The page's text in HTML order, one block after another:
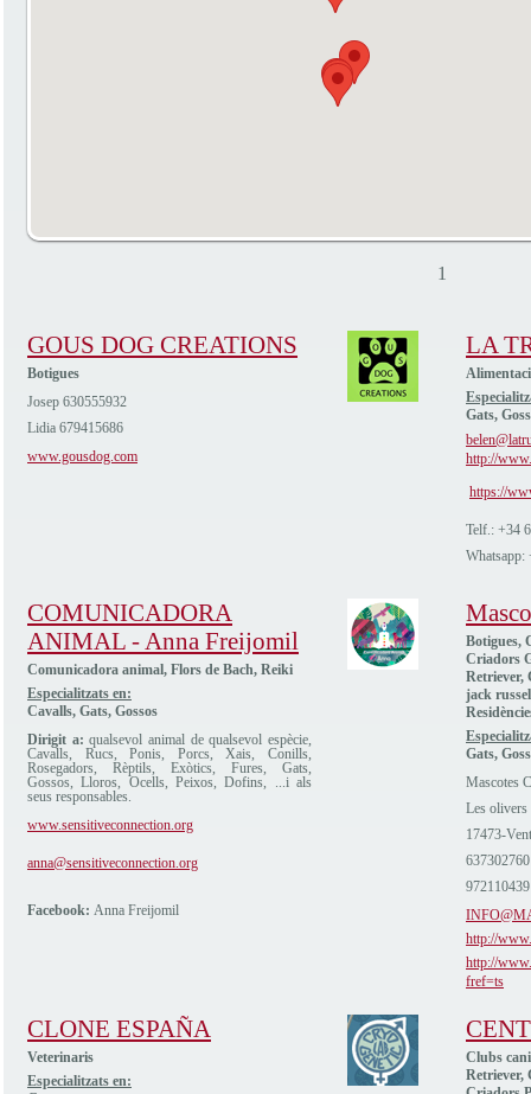
1
GOUS DOG CREATIONS
Botigues
Josep 630555932
Lidia 679415686
www.gousdog.com
LA
Gats,
http://
https://
Telf.: +34
Whatsapp:
COMUNICADORA
ANIMAL - Anna Freijomil
Comunicadora animal, Flors de Bach, Reiki
Especialitzats en:
Cavalls, Gats, Gossos
Dirigit a: qualsevol animal de qualsevol espècie,
Cavalls, Rucs, Ponis, Porcs, Xais, Conills,
Rosegadors, Rèptils, Exòtics, Fures, Gats,
Gossos, Lloros, Ocells, Peixos, Dofins, ...i als
seus responsables.
www.sensitiveconnection.org
anna@sensitiveconnection.org
Facebook: Anna Freijomil
Botigues,
Criadors
Retriever,
jack
Gats,
Mascotes
Les
17473-
637302760
972110439
http://
http://
fref=ts
CLONE ESPAÑA
Veterinaris
Especialitzats en:
Clubs
Retriever,